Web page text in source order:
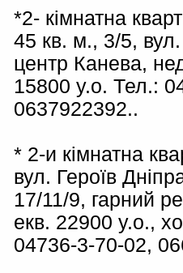
*2- кімнатна
45 кв. м., 3/5,
центр Канева,
15800 у.о. Тел.:
0637922392..
* 2-и кімнатна
вул. Героїв
17/11/9, гарний
екв. 22900 у.о.,
04736-3-70-02,